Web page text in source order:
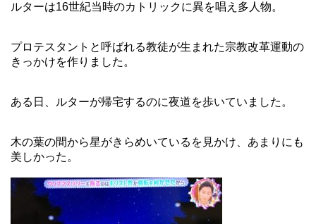
ルターは16世紀当時のカトリックに異を唱え多人物。
プロテスタントと呼ばれる教徒が生まれた宗教改革運動の
きっかけを作りました。
ある日、ルターが帰宅するのに夜道を歩いていました。
木の葉の間から星がきらめいているを見かけ、あまりにも
美しかった。